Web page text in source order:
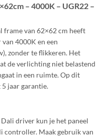
cm – 4000K – UGR22 –
frame van 62×62cm heeft
4000K en een
zonder te flikkeren. Het
deverlichting niet belastend
in een ruimte.Op dit
5 jaar garantie.
driver kun je het paneel
controller. Maak gebruik van